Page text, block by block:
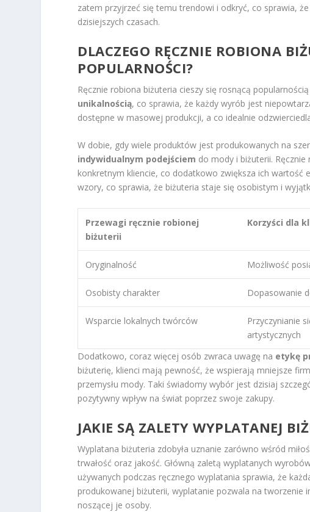
zatem przyjrzeć się temu trendowi i odkryć, co sprawia,
dzisiejszych czasach.
DLACZEGO RĘCZNIE ROBIONA
POPULARNOŚCI?
Ręcznie robiona biżuteria cieszy się rosnącą
unikalnością, co sprawia, że każdy wyrób jest
dostępne w masowej produkcji, a co idealnie
W dobie, gdy wiele produktów jest produkowanych na
indywidualnym podejściem do mody i biżuterii.
konkretnym kliencie, co dodatkowo zwiększa ich wartość
wzory, co sprawia, że biżuteria staje się osobistym i
Przewagi ręcznie robionej
biżuterii
Korzyści dla
Oryginalność Możliwość
Osobisty charakter Dopasowanie
Wsparcie lokalnych twórców
Przyczynianie
artystycznych
Dodatkowo, coraz więcej osób zwraca uwagę na etykę
biżuterię, klienci mają pewność, że wspierają mniejsze
przemysłu mody. Taki świadomy wybór jest dzisiaj
pozytywny wpływ na świat poprzez swoje zakupy.
JAKIE SĄ ZALETY WYPLATANEJ
Wyplatana biżuteria zdobyła uznanie zarówno wśród
trwałość oraz jakość. Główną zaletą wyplatanych
używanych podczas ręcznego wyplatania sprawia, że
produkowanej biżuterii, wyplatanie pozwala na
noszącej je osoby.